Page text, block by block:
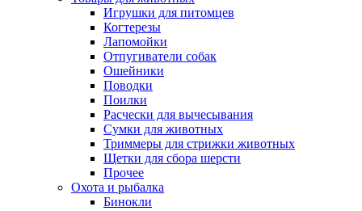
Игрушки для питомцев
Когтерезы
Лапомойки
Отпугиватели собак
Ошейники
Поводки
Поилки
Расчески для вычесывания
Сумки для животных
Триммеры для стрижки животных
Щетки для сбора шерсти
Прочее
Охота и рыбалка
Бинокли